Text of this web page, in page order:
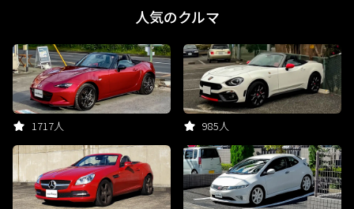
人気のクルマ
1717人 985人